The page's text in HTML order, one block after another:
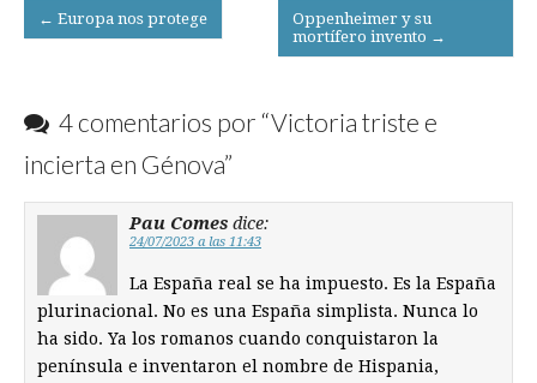
Post
navigation
← Europa nos protege
Oppenheimer y su
mortífero invento →
4 comentarios por “Victoria triste e
incierta en Génova”
Pau Comes dice:
24/07/2023 a las 11:43
La España real se ha impuesto. Es la España
plurinacional. No es una España simplista. Nunca lo
ha sido. Ya los romanos cuando conquistaron la
península e inventaron el nombre de Hispania,